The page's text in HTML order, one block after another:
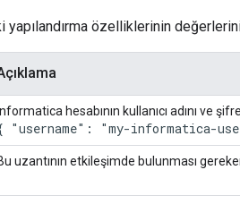
yapılandırma özelliklerinin
Informatica hesabının kullanıcı adını ve
"username": "my-informatica-
uzantının etkileşimde bulunması